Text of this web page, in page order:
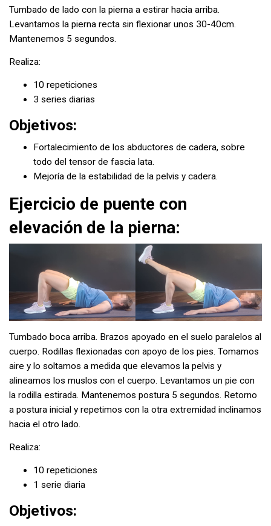
Tumbado de lado con la pierna a estirar hacia arriba.
Levantamos la pierna recta sin flexionar unos 30-40cm.
Mantenemos 5 segundos.
Realiza:
10 repeticiones
3 series diarias
Objetivos:
Fortalecimiento de los abductores de cadera, sobre
todo del tensor de fascia lata.
Mejoría de la estabilidad de la pelvis y cadera.​
Ejercicio de puente con
elevación de la pierna:
Tumbado boca arriba. Brazos apoyado en el suelo paralelos al
cuerpo. Rodillas flexionadas con apoyo de los pies. Tomamos
aire y lo soltamos a medida que elevamos la pelvis y
alineamos los muslos con el cuerpo. Levantamos un pie con
la rodilla estirada. Mantenemos postura 5 segundos. Retorno
a postura inicial y repetimos con la otra extremidad inclinamos
hacia el otro lado.
Realiza:
10 repeticiones
1 serie diaria
Objetivos: